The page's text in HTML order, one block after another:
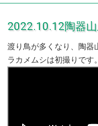
2022.10.12陶器
渡り鳥が多くなり、陶器
ラカメムシは初撮りです。